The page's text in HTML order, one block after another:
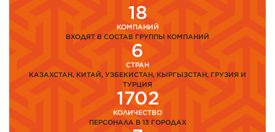
18
КОМПАНИЙ
ВХОДЯТ В СОСТАВ ГРУППЫ КОМПАНИЙ
6
СТРАН
КАЗАХСТАН, КИТАЙ, УЗБЕКИСТАН, КЫРГЫЗСТАН, ГРУЗИЯ И
ТУРЦИЯ
1702
КОЛИЧЕСТВО
ПЕРСОНАЛА В 13 ГОРОДАХ